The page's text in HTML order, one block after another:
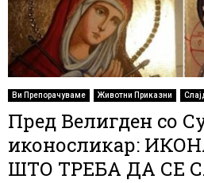
Ви Препорачуваме Животни Приказни
Пред Велигден со
иконосликар:
ШТО ТРЕБА ДА СЕ